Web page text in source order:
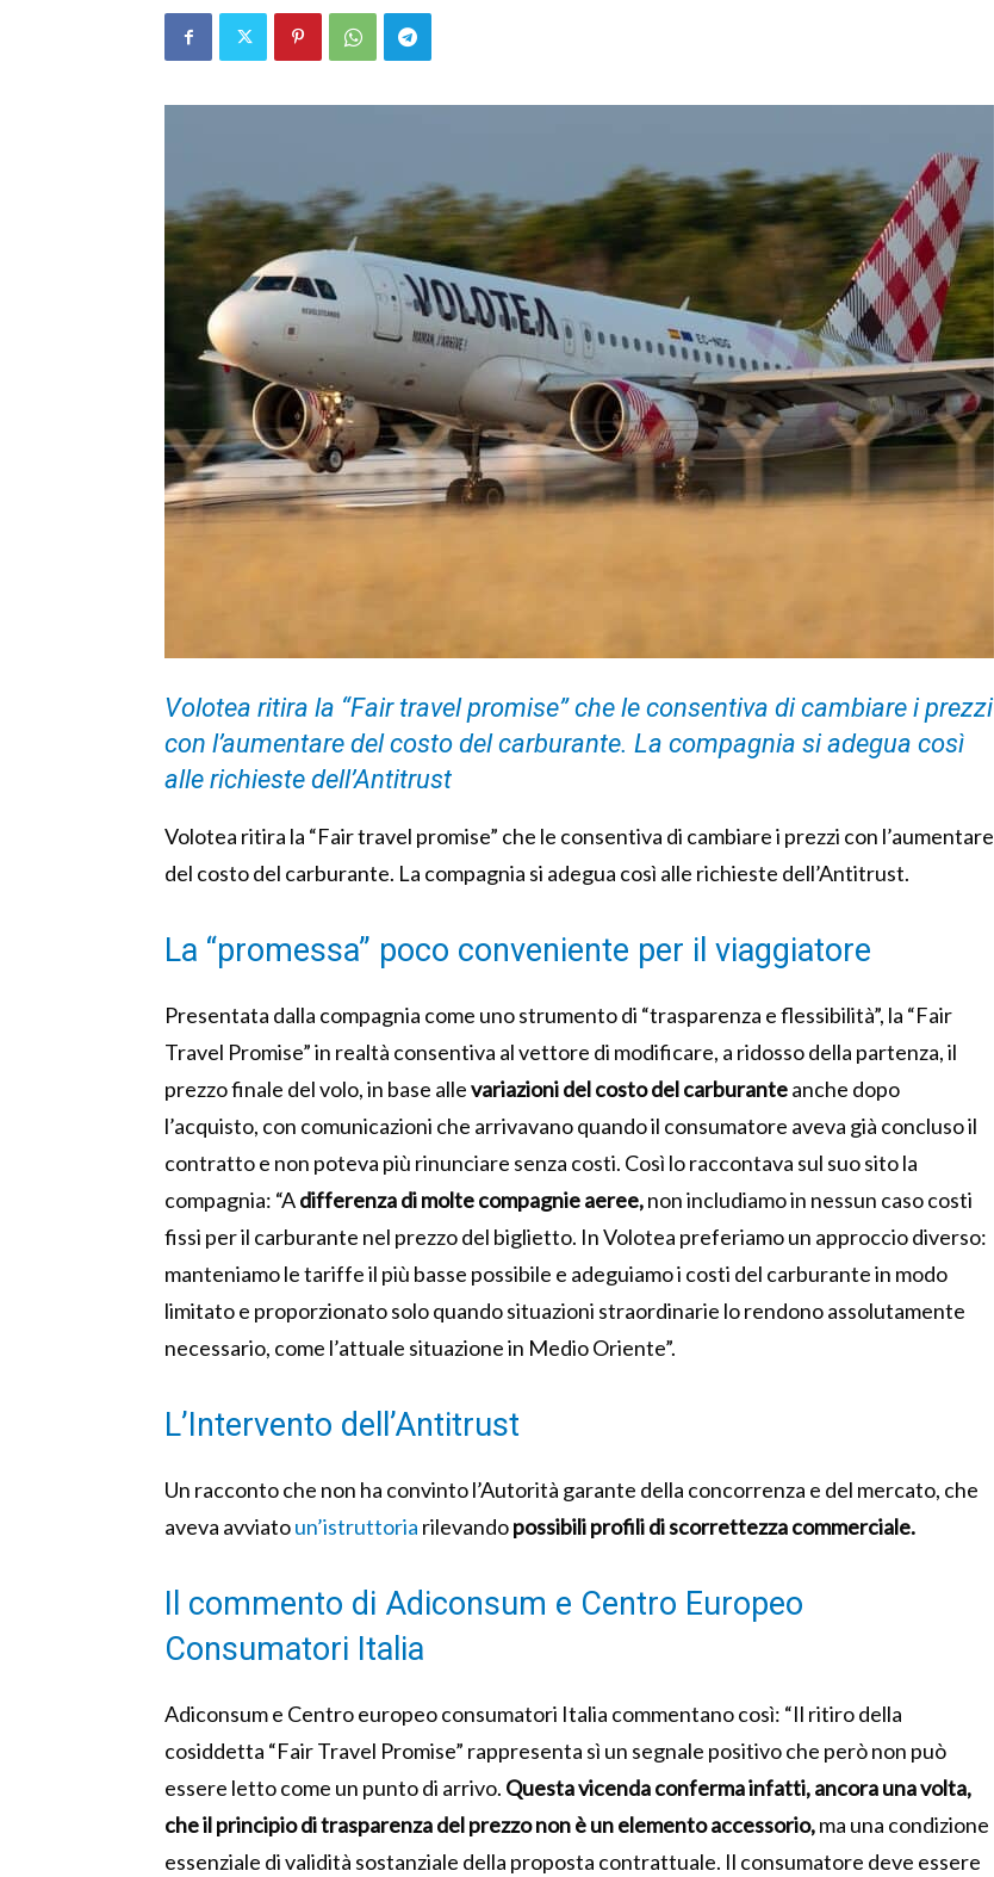
Volotea ritira la “Fair travel promise” che le consentiva di cambiare i prezzi
con l’aumentare del costo del carburante. La compagnia si adegua così
alle richieste dell’Antitrust
Volotea ritira la “Fair travel promise” che le consentiva di cambiare i prezzi con l’aumentare
del costo del carburante. La compagnia si adegua così alle richieste dell’Antitrust.
La “promessa” poco conveniente per il viaggiatore
Presentata dalla compagnia come uno strumento di “trasparenza e flessibilità”, la “Fair
Travel Promise” in realtà consentiva al vettore di modificare, a ridosso della partenza, il
prezzo finale del volo, in base allevariazioni del costo del carburanteanche dopo
l’acquisto, con comunicazioni che arrivavano quando il consumatore aveva già concluso il
contratto e non poteva più rinunciare senza costi. Così lo raccontava sul suo sito la
compagnia: “Adifferenza di molte compagnie aeree,non includiamo in nessun caso costi
fissi per il carburante nel prezzo del biglietto. In Volotea preferiamo un approccio diverso:
manteniamo le tariffe il più basse possibile e adeguiamo i costi del carburante in modo
limitato e proporzionato solo quando situazioni straordinarie lo rendono assolutamente
necessario, come l’attuale situazione in Medio Oriente”.
L’Intervento dell’Antitrust
Un racconto che non ha convinto l’Autorità garante della concorrenza e del mercato, che
aveva avviatoun’istruttoria rilevandopossibili profili di scorrettezza commerciale.
Il commento di Adiconsum e Centro Europeo
Consumatori Italia
Adiconsum e Centro europeo consumatori Italia commentano così: “Il ritiro della
cosiddetta “Fair Travel Promise” rappresenta sì un segnale positivo che però non può
essere letto come un punto di arrivo. Questa vicenda conferma infatti, ancora una volta,
che il principio di trasparenza del prezzo non è un elemento accessorio,ma una condizione
essenziale di validità sostanziale della proposta contrattuale. Il consumatore deve essere